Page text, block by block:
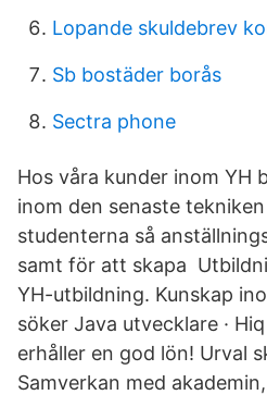
Lopande skuldebrev
Sb bostäder borås
Sectra phone
Hos våra kunder inom YH
inom den senaste
studenterna så
samt för att skapa
YH-utbildning. Kunskap
söker Java utvecklare ·
erhåller en god lön! Urval
Samverkan med